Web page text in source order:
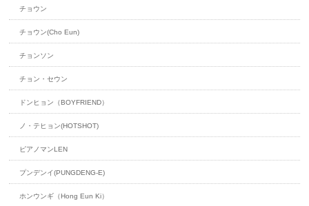
チョウン
チョウン(Cho Eun)
チョンソン
チョン・セウン
ドンヒョン（BOYFRIEND）
ノ・テヒョン(HOTSHOT)
ピアノマンLEN
プンデンイ(PUNGDENG-E)
ホンウンギ（Hong Eun Ki）